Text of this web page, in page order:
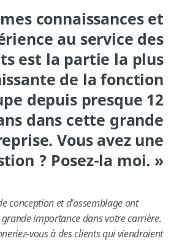
connaissances et
au service des
est la partie la plus
de la fonction
depuis presque 12
dans cette grande
Vous avez une
? Posez-la moi. »
conception et d’assemblage ont
importance dans votre carrière.
vous à des clients qui viendraient